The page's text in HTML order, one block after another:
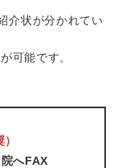
介状が分かれてい
可能です。
へFAX